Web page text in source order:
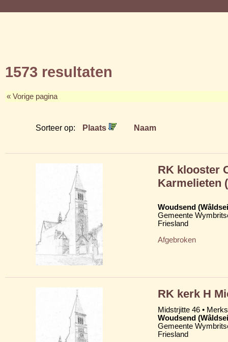
1573 resultaten
« Vorige pagina
Sorteer op: Plaats Naam
RK klooster
Karmelieten
Woudsend
Gemeente
Friesland
Afgebroken
RK kerk H
Midstrjitte 46 •
Woudsend
Gemeente
Friesland